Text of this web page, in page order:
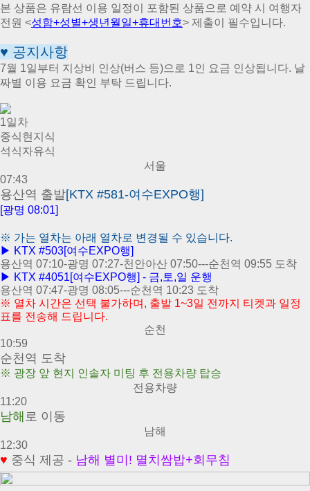
본 상품은 유람선 이용 일정이 포함된 상품으로 예약 시 여행자
전원 <성함+성별+생년월일+휴대번호> 제출이 필수입니다.
♥ 공지사항
7월 1일부터 지상비 인상(버스 등)으로 1인 요금 인상됩니다. 날
짜별 이용 요금 확인 부탁 드립니다.
1일차
중식현지식
석식자유식
서울
07:43
용산역 출발[KTX #581-여수EXPO행]
[광명 08:01]
※ 가는 열차는 아래 열차로 변경될 수 있습니다.
▶ KTX #503[여수EXPO행]
용산역 07:10-광명 07:27-천안아산 07:50---순천역 09:55 도착
▶ KTX #4051[여수EXPO행] - 금,토,일 운행
용산역 07:47-광명 08:05---순천역 10:23 도착
※ 열차 시간은 선택 불가하며, 출발 1~3일 전까지 티켓과 일정
표를 전송해 드립니다.
순천
10:59
순천역 도착
※ 광장 앞 현지 인솔자 미팅 후 전용차량 탑승
전용차량
11:20
남해 로 이동
남해
12:30
♥ 중식 제공 - 남해 별미! 멸치쌈밥+회무침